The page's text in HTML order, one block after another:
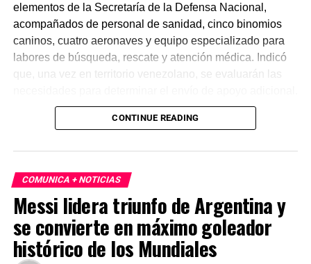
elementos de la Secretaría de la Defensa Nacional,
acompañados de personal de sanidad, cinco binomios
caninos, cuatro aeronaves y equipo especializado para
labores de búsqueda, rescate y atención médica. Indicó
que, una vez en territorio venezolano, se evaluarán las
De acuerdo con reportes oficiales, los sismos alcanzaron
principalmente en el estado de La Guaira, así como
cortes de energía y múltiples derrumbes. Hasta el
momento no se reportan ciudadanos mexicanos
afectados. Las autoridades mexicanas mantienen
comunicación con el gobierno venezolano y seguimiento
permanente a la emergencia.
CONTINUE READING
COMUNICA + NOTICIAS
Messi lidera triunfo de Argentina y
se convierte en máximo goleador
histórico de los Mundiales